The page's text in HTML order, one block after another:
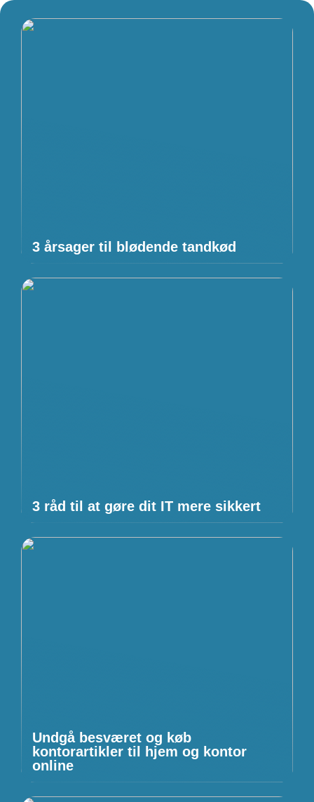
3 årsager til blødende tandkød
3 råd til at gøre dit IT mere sikkert
Undgå besværet og køb
kontorartikler til hjem og kontor
online